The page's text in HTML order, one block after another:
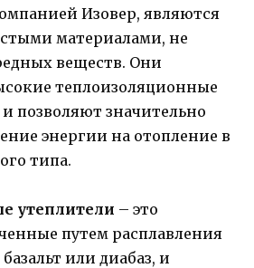
Изовер, являются
материалами, не
веществ. Они
теплоизоляционные
позволяют значительно
энергии на отопление в
типа.
утеплители – это
путем расплавления
или диабаз, и